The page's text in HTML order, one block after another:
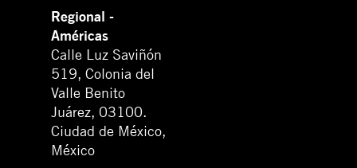
Regional -
Américas
Calle Luz Saviñón
519, Colonia del
Valle Benito
Juárez, 03100.
Ciudad de México,
México